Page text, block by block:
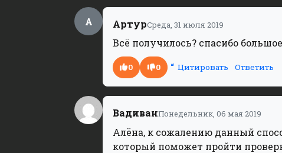
А АртурСреда, 31 июля 2019
Всё получилось? спасибо
0 0 Цитировать Ответить
ВадиванПонедельник, 06 мая 2019
Алёна, к сожалению данный
который поможет пройти